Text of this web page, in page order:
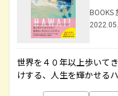
BOOKS
世界を４０年以上歩いて
けする、人生を輝かせる